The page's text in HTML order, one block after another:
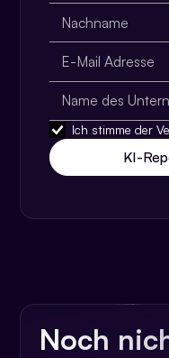
Ich stimme der
Noch